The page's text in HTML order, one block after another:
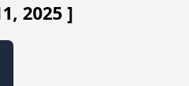
2025 ]